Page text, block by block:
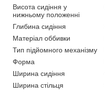
Висота сидіння у
нижньому положенні
Глибина сидіння
Матеріал оббивки
Тип підйомного механізму
Форма
Ширина сидіння
Ширина стільця